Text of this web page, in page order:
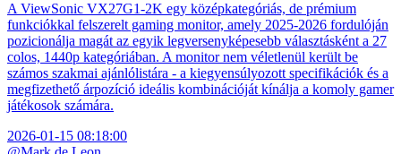
A ViewSonic VX27G1-2K egy középkategóriás, de prémium
funkciókkal felszerelt gaming monitor, amely 2025-2026 fordulóján
pozicionálja magát az egyik legversenyképesebb választásként a 27
colos, 1440p kategóriában. A monitor nem véletlenül került be
számos szakmai ajánlólistára - a kiegyensúlyozott specifikációk és a
megfizethető árpozíció ideális kombinációját kínálja a komoly gamer
játékosok számára.
2026-01-15 08:18:00